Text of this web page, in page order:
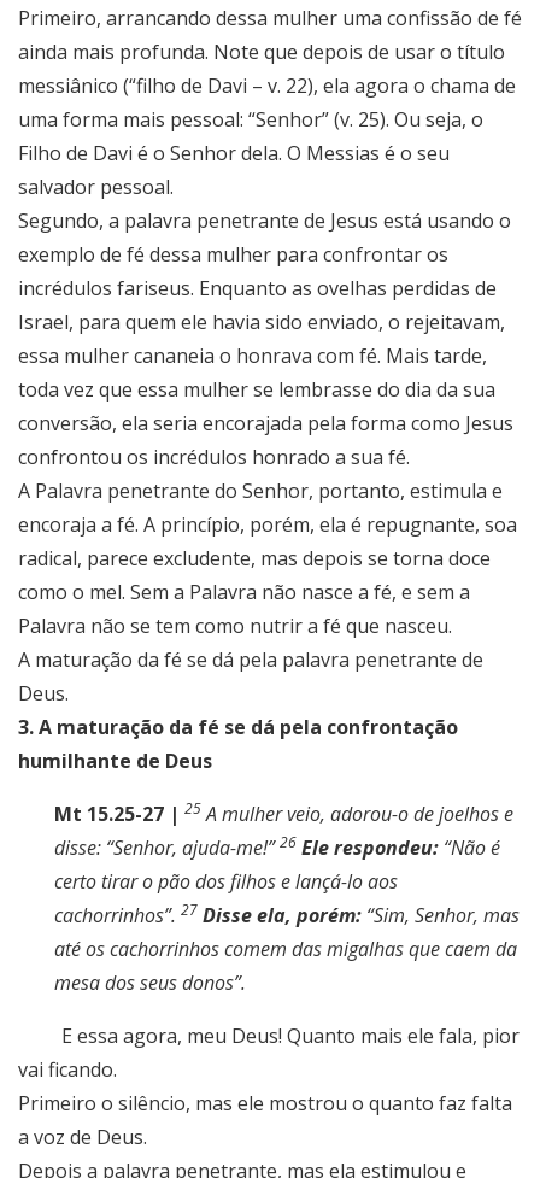
Primeiro, arrancando dessa mulher uma confissão de fé
ainda mais profunda. Note que depois de usar o título
messiânico (“filho de Davi – v. 22), ela agora o chama de
uma forma mais pessoal: “Senhor” (v. 25). Ou seja, o
Filho de Davi é o Senhor dela. O Messias é o seu
salvador pessoal.
Segundo, a palavra penetrante de Jesus está usando o
exemplo de fé dessa mulher para confrontar os
incrédulos fariseus. Enquanto as ovelhas perdidas de
Israel, para quem ele havia sido enviado, o rejeitavam,
essa mulher cananeia o honrava com fé. Mais tarde,
toda vez que essa mulher se lembrasse do dia da sua
conversão, ela seria encorajada pela forma como Jesus
confrontou os incrédulos honrado a sua fé.
A Palavra penetrante do Senhor, portanto, estimula e
encoraja a fé. A princípio, porém, ela é repugnante, soa
radical, parece excludente, mas depois se torna doce
como o mel. Sem a Palavra não nasce a fé, e sem a
Palavra não se tem como nutrir a fé que nasceu.
A maturação da fé se dá pela palavra penetrante de
Deus.
3. A maturação da fé se dá pela confrontação
humilhante de Deus
Mt 15.25-27 | 25A mulher veio, adorou-o de joelhos e
disse: “Senhor, ajuda-me!”26 Ele respondeu: “Não é
certo tirar o pão dos filhos e lançá-lo aos
cachorrinhos”. 27 Disse ela, porém: “Sim, Senhor, mas
até os cachorrinhos comem das migalhas que caem da
mesa dos seus donos”.
E essa agora, meu Deus! Quanto mais ele fala, pior
vai ficando.
Primeiro o silêncio, mas ele mostrou o quanto faz falta
a voz de Deus.
Depois a palavra penetrante, mas ela estimulou e